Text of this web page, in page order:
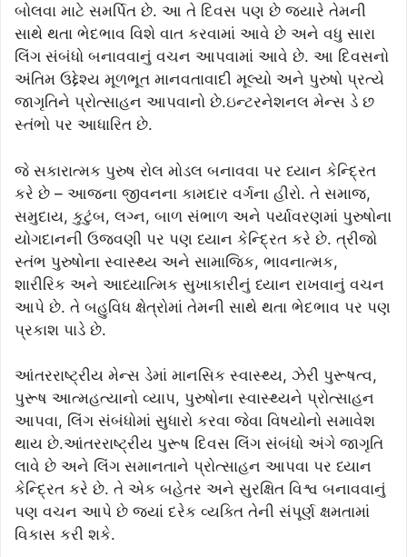
બોલવા માટે સમર્પિત છે. આ તે દિવસ પણ છે જ્યારે તેમની
સાથે થતા ભેદભાવ વિશે વાત કરવામાં આવે છે અને વધુ સારા
લિંગ સંબંધો બનાવવાનું વચન આપવામાં આવે છે. આ દિવસનો
અંતિમ ઉદ્દેશ્ય મૂળભૂત માનવતાવાદી મૂલ્યો અને પુરુષો પ્રત્યે
જાગૃતિને પ્રોત્સાહન આપવાનો છે.ઇન્ટરનેશનલ મેન્સ ડે છ
સ્તંભો પર આધારિત છે.
જે સકારાત્મક પુરુષ રોલ મોડલ બનાવવા પર ધ્યાન કેન્દ્રિત
કરે છે – આજના જીવનના કામદાર વર્ગના હીરો. તે સમાજ,
સમુદાય, કુટુંબ, લગ્ન, બાળ સંભાળ અને પર્યાવરણમાં પુરુષોના
યોગદાનની ઉજવણી પર પણ ધ્યાન કેન્દ્રિત કરે છે. ત્રીજો
સ્તંભ પુરુષોના સ્વાસ્થ્ય અને સામાજિક, ભાવનાત્મક,
શારીરિક અને આધ્યાત્મિક સુખાકારીનું ધ્યાન રાખવાનું વચન
આપે છે. તે બહુવિધ ક્ષેત્રોમાં તેમની સાથે થતા ભેદભાવ પર પણ
પ્રકાશ પાડે છે.
આંતરરાષ્ટ્રીય મેન્સ ડેમાં માનસિક સ્વાસ્થ્ય, ઝેરી પુરૂષત્વ,
પુરૂષ આત્મહત્યાનો વ્યાપ, પુરુષોના સ્વાસ્થ્યને પ્રોત્સાહન
આપવા, લિંગ સંબંધોમાં સુધારો કરવા જેવા વિષયોનો સમાવેશ
થાય છે.આંતરરાષ્ટ્રીય પુરૂષ દિવસ લિંગ સંબંધો અંગે જાગૃતિ
લાવે છે અને લિંગ સમાનતાને પ્રોત્સાહન આપવા પર ધ્યાન
કેન્દ્રિત કરે છે. તે એક બહેતર અને સુરક્ષિત વિશ્વ બનાવવાનું
પણ વચન આપે છે જ્યાં દરેક વ્યક્તિ તેની સંપૂર્ણ ક્ષમતામાં
વિકાસ કરી શકે.